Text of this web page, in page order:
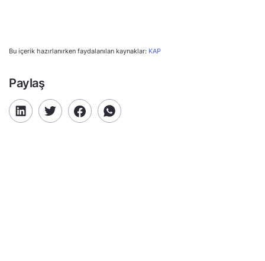
Bu içerik hazırlanırken faydalanılan kaynaklar: KAP
Paylaş